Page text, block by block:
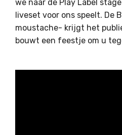
we naar de Play Label
liveset voor ons speelt. De
moustache- krijgt het
bouwt een feestje om u